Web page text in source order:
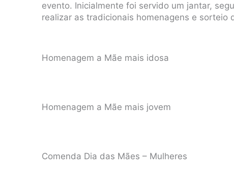
evento. Inicialmente foi servido um jantar,
realizar as tradicionais homenagens e sorteio
Homenagem a Mãe mais idosa
Homenagem a Mãe mais jovem
Comenda Dia das Mães – Mulheres